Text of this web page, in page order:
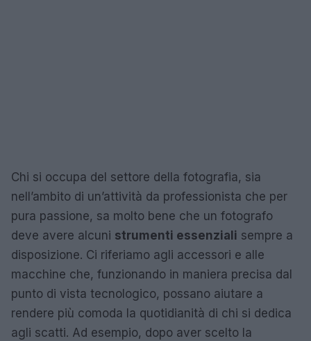
Chi si occupa del settore della fotografia, sia
nell’ambito di un’attività da professionista che per
pura passione, sa molto bene che un fotografo
deve avere alcuni strumenti essenziali sempre a
disposizione. Ci riferiamo agli accessori e alle
macchine che, funzionando in maniera precisa dal
punto di vista tecnologico, possano aiutare a
rendere più comoda la quotidianità di chi si dedica
agli scatti. Ad esempio, dopo aver scelto la